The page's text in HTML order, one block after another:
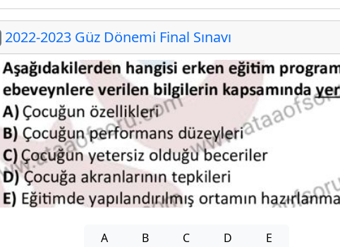
2022-2023 Güz Dönemi Final Sınavı
A B C D E